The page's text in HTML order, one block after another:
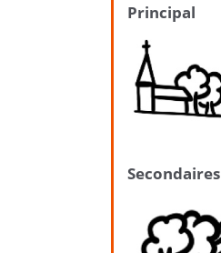
Principal
Secondaires